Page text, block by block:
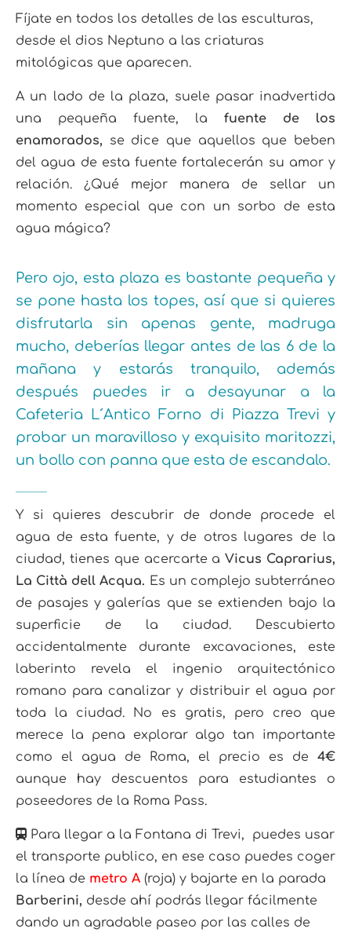
Fíjate en todos los detalles de las esculturas,
desde el dios Neptuno a las criaturas
mitológicas que aparecen.
A un lado de la plaza, suele pasar inadvertida
una pequeña fuente, la fuente de los
enamorados, se dice que aquellos que beben
del agua de esta fuente fortalecerán su amor y
relación. ¿Qué mejor manera de sellar un
momento especial que con un sorbo de esta
agua mágica?
Pero ojo, esta plaza es bastante pequeña y
se pone hasta los topes, así que si quieres
disfrutarla sin apenas gente, madruga
mucho, deberías llegar antes de las 6 de la
mañana y estarás tranquilo, además
después puedes ir a desayunar a la
Cafeteria L´Antico Forno di Piazza Trevi y
probar un maravilloso y exquisito maritozzi,
un bollo con panna que esta de escandalo.
Y si quieres descubrir de donde procede el
agua de esta fuente, y de otros lugares de la
ciudad, tienes que acercarte aVicus Caprarius,
La Città dell Acqua. Es un complejo subterráneo
de pasajes y galerías que se extienden bajo la
superficie de la ciudad. Descubierto
accidentalmente durante excavaciones, este
laberinto revela el ingenio arquitectónico
romano para canalizar y distribuir el agua por
toda la ciudad. No es gratis, pero creo que
merece la pena explorar algo tan importante
como el agua de Roma, el precio es de 4€
aunque hay descuentos para estudiantes o
poseedores de la Roma Pass.
Para llegar a la Fontana di Trevi, puedes usar
el transporte publico, en ese caso puedes coger
la línea de metro A (roja) y bajarte en la parada
Barberini, desde ahí podrás llegar fácilmente
dando un agradable paseo por las calles de